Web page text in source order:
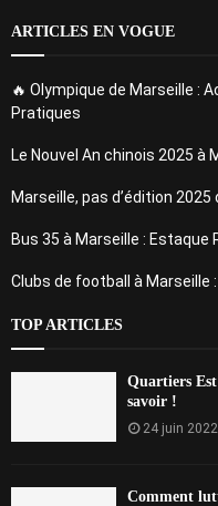
ARTICLES EN VOGUE
🔥 Olympique de Marseille :
Pratiques
Le Nouvel An chinois 2025 à
Marseille, pas d’édition
Bus 35 à Marseille :
Clubs de football à
TOP ARTICLES
Quartiers
savoir !
24 juin 2022
Comment